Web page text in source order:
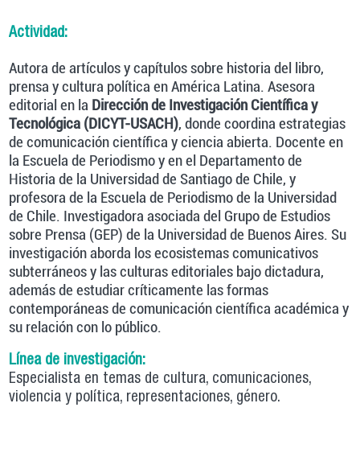
Actividad:
Autora de artículos y capítulos sobre historia del libro,
prensa y cultura política en América Latina. Asesora
editorial en la Dirección de Investigación Científica y
Tecnológica (DICYT-USACH), donde coordina estrategias
de comunicación científica y ciencia abierta. Docente en
la Escuela de Periodismo y en el Departamento de
Historia de la Universidad de Santiago de Chile, y
profesora de la Escuela de Periodismo de la Universidad
de Chile. Investigadora asociada del Grupo de Estudios
sobre Prensa (GEP) de la Universidad de Buenos Aires. Su
investigación aborda los ecosistemas comunicativos
subterráneos y las culturas editoriales bajo dictadura,
además de estudiar críticamente las formas
contemporáneas de comunicación científica académica y
su relación con lo público.
Línea de investigación:
Especialista en temas de cultura, comunicaciones,
violencia y política, representaciones, género.